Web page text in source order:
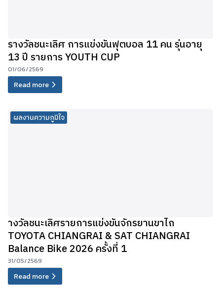
รางวัลชนะเลิศ การแข่งขันฟุตบอล 11 คน รุ่นอายุ
13 ปี รายการ YOUTH CUP
01/06/2569
Read more
ผลงานความภูมิใจ
างวัลชนะเลิศรายการแข่งขันจักรยานขาไถ
TOYOTA CHIANGRAI & SAT CHIANGRAI
Balance Bike 2026 ครั้งที่ 1
31/05/2569
Read more